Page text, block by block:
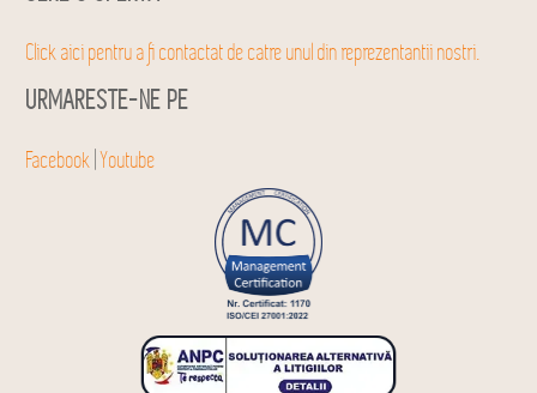
Click aici pentru a fi contactat de catre unul din reprezentantii nostri.
URMARESTE-NE PE
Facebook Youtube